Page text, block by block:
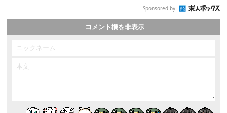
Sponsored by
コメント欄を非表示